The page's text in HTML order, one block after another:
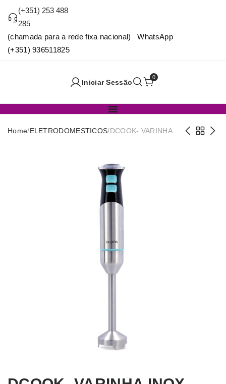
(+351) 253 488
285
(chamada para a rede fixa nacional) WhatsApp
(+351) 936511825
Iniciar Sessão
0
Home/ELETRODOMESTICOS/DCOOK- VARINHA